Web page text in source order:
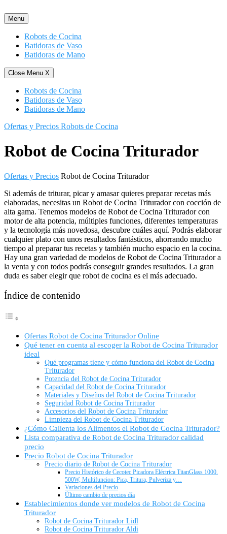
al
contenido
Menu
Robots de Cocina
Batidoras de Vaso
Batidoras de Mano
Close Menu X
Robots de Cocina
Batidoras de Vaso
Batidoras de Mano
Ofertas y Precios Robots de Cocina
Robot de Cocina Triturador
Ofertas y Precios Robot de Cocina Triturador
Si además de triturar, picar y amasar quieres preparar recetas más
elaboradas, necesitas un Robot de Cocina Triturador con cocción de
alta gama. Tenemos modelos de Robot de Cocina Triturador con
motor de alta potencia, múltiples funciones, diferentes temperaturas
y la tecnología más novedosa, descubre cuáles aquí. Podrás elaborar
cualquier plato con unos resultados fantásticos, ahorrando mucho
tiempo al preparar tus recetas y también mucho espacio en la cocina.
Hay una gran variedad de modelos de Robot de Cocina Triturador a
la venta y con todos podrás conseguir grandes resultados. La gran
duda es saber elegir que robot de cocina es el más adecuado.
Índice de contenido
Ofertas Robot de Cocina Triturador Online
Qué tener en cuenta al escoger la Robot de Cocina Triturador
ideal
Qué programas tiene y cómo funciona del Robot de Cocina
Triturador
Potencia del Robot de Cocina Triturador
Capacidad del Robot de Cocina Triturador
Materiales y Diseños del Robot de Cocina Triturador
Seguridad Robot de Cocina Triturador
Accesorios del Robot de Cocina Triturador
Limpieza del Robot de Cocina Triturador
¿Cómo Calienta los Alimentos el Robot de Cocina Triturador?
Lista comparativa de Robot de Cocina Triturador calidad
precio
Precio Robot de Cocina Triturador
Precio diario de Robot de Cocina Triturador
Precio Histórico de Cecotec Picadora Eléctrica TitanGlass 1000.
500W, Multifuncion: Pica, Tritura, Pulveriza y…
Variaciones del Precio
Último cambio de precios día
Establecimientos donde ver modelos de Robot de Cocina
Triturador
Robot de Cocina Triturador Lidl
Robot de Cocina Triturador Aldi